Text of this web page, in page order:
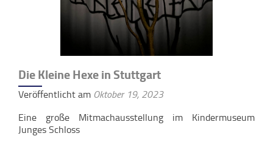
Die Kleine Hexe in Stuttgart
Veröffentlicht am Oktober 19, 2023
Eine große Mitmachausstellung im Kindermuseum
Junges Schloss